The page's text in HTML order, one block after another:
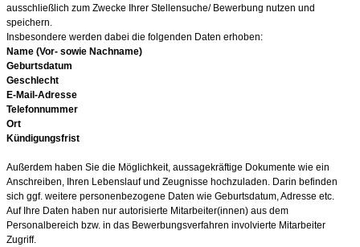
ausschließlich zum Zwecke Ihrer Stellensuche/ Bewerbung nutzen und
speichern.
Insbesondere werden dabei die folgenden Daten erhoben:
Name (Vor- sowie Nachname)
Geburtsdatum
Geschlecht
E-Mail-Adresse
Telefonnummer
Ort
Kündigungsfrist
Außerdem haben Sie die Möglichkeit, aussagekräftige Dokumente wie ein
Anschreiben, Ihren Lebenslauf und Zeugnisse hochzuladen. Darin befinden
sich ggf. weitere personenbezogene Daten wie Geburtsdatum, Adresse etc.
Auf Ihre Daten haben nur autorisierte Mitarbeiter(innen) aus dem
Personalbereich bzw. in das Bewerbungsverfahren involvierte Mitarbeiter
Zugriff.